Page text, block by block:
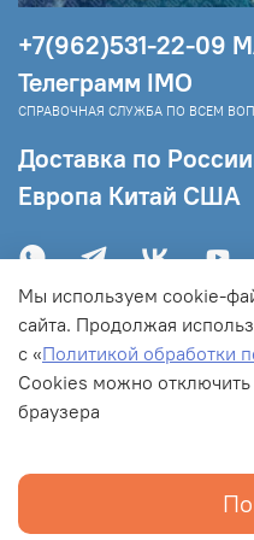
запутанных
Развивает,
духовный и
с Землей,
создать
Рекомендации по
Очень мощные
КФС, диктуют
введение
дозированное
Структурирует
+7(962)531-22-09
Телеграмм IMO
СПРАВОЧНАЯ СЛУЖБА ПО ВСЕМ
Доставка по
Европа Китай США
Мы используем cookie-
сайта. Продолжая
с «Политикой обработки
Cookies можно отключить
браузера